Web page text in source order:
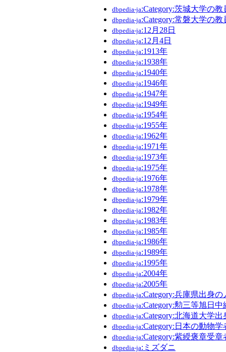
dbpedia-ja:Category:茨城大学の教
dbpedia-ja:Category:常磐大学の教
dbpedia-ja:12月28日
dbpedia-ja:12月4日
dbpedia-ja:1913年
dbpedia-ja:1938年
dbpedia-ja:1940年
dbpedia-ja:1946年
dbpedia-ja:1947年
dbpedia-ja:1949年
dbpedia-ja:1954年
dbpedia-ja:1955年
dbpedia-ja:1962年
dbpedia-ja:1971年
dbpedia-ja:1973年
dbpedia-ja:1975年
dbpedia-ja:1976年
dbpedia-ja:1978年
dbpedia-ja:1979年
dbpedia-ja:1982年
dbpedia-ja:1983年
dbpedia-ja:1985年
dbpedia-ja:1986年
dbpedia-ja:1989年
dbpedia-ja:1995年
dbpedia-ja:2004年
dbpedia-ja:2005年
dbpedia-ja:Category:兵庫県出身の
dbpedia-ja:Category:勲三等旭日
dbpedia-ja:Category:北海道大学
dbpedia-ja:Category:日本の動物学
dbpedia-ja:Category:紫綬褒章受章
dbpedia-ja:ミズダニ